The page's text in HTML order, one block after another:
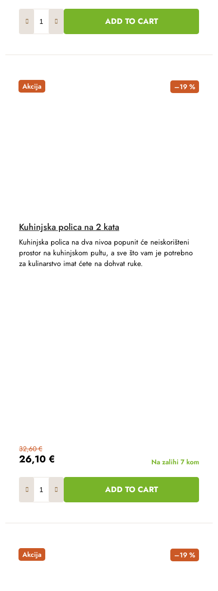
ADD TO CART
Akcija –19 %
Kuhinjska polica na 2 kata
26,10 €
32,60 €
Na zalihi 7 kom
ADD TO CART
Kuhinjska polica na dva nivoa popunit će neiskorišteni
prostor na kuhinjskom pultu, a sve što vam je potrebno
za kulinarstvo imat ćete na dohvat ruke.
Akcija –19 %